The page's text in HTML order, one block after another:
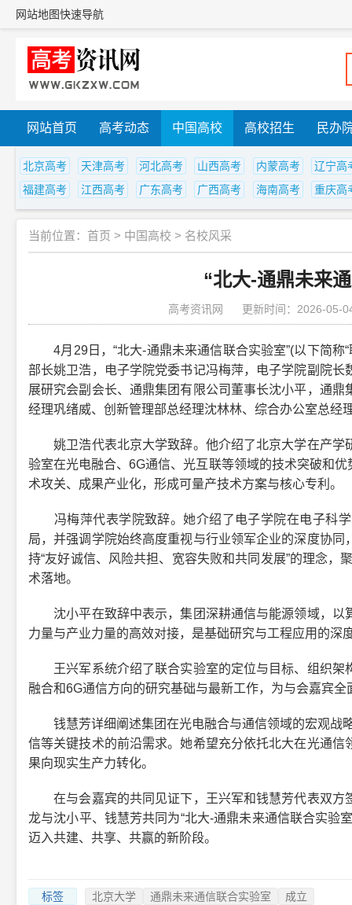
网站地图快速导航
网站首页 高考动态 中国高校 高校招生 民办
北京高考 天津高考 河北高考 山西高考 内蒙高考
辽宁高
福建高考
江西高考 广东高考 广西高考 海南高考 重庆高
当前位置： 首页 > 中国高校 > 名校风采
“北大-通鼎未来
高考资讯网 更新时间：2026-05-
4月29日，“北大-通鼎未来通信联合实验室”(以下简称“
部长姚卫浩，电子学院党委书记冯梅萍，电子学院副院
展研究会副会长、通鼎集团有限公司董事长沈小平，通
经理巩绪威、创新管理部总经理沈林林、综合办公室总经
姚卫浩代表北京大学致辞。他介绍了北京大学在产学
验室在光电融合、6G通信、光互联等领域的技术突破和
术攻关、成果产业化，形成可量产技术方案与核心专利。
冯梅萍代表学院致辞。她介绍了电子学院在电子科学
局，并强调学院始终高度重视与行业领军企业的深度协
持“友好诚信、风险共担、宽容失败和共同发展”的理念
术落地。
沈小平在致辞中表示，集团深耕通信与能源领域，以
力量与产业力量的高效对接，是基础研究与工程应用的
王兴军系统介绍了联合实验室的定位与目标、组织架
融合和6G通信方向的研究基础与最新工作，为与会嘉宾
钱慧芳详细阐述集团在光电融合与通信领域的宏观战
信等关键技术的前沿需求。她希望充分依托北大在光通
果向现实生产力转化。
在与会嘉宾的共同见证下，王兴军和钱慧芳代表双方
龙与沈小平、钱慧芳共同为“北大-通鼎未来通信联合实验
迈入共建、共享、共赢的新阶段。
标签 北京大学 通鼎未来通信联合实验室 成立